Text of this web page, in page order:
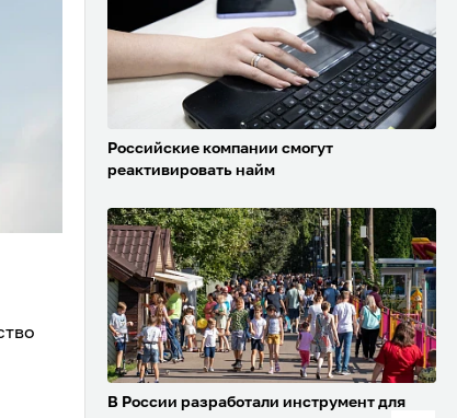
Российские компании смогут
реактивировать найм
В России разработали инструмент для